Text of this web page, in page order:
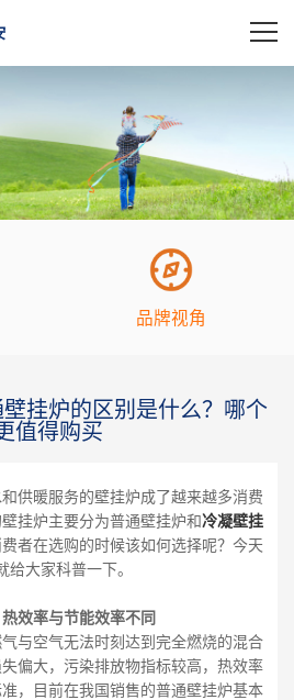
品牌视角
挂炉的区别是什么？哪个
值得购买
供暖服务的壁挂炉成了越来越多消费
挂炉主要分为普通壁挂炉和冷凝壁挂
者在选购的时候该如何选择呢？今天
给大家科普一下。
热效率与节能效率不同
与空气无法时刻达到完全燃烧的混合
偏大，污染排放物指标较高，热效率
，目前在我国销售的普通壁挂炉基本